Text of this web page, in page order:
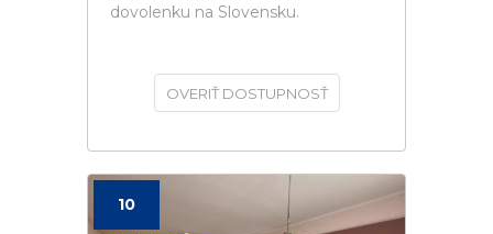
dovolenku na Slovensku.
OVERIŤ DOSTUPNOSŤ
10